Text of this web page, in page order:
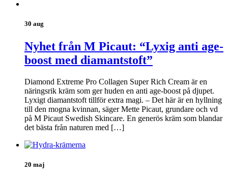
30 aug
Nyhet från M Picaut: “Lyxig anti age-
boost med diamantstoft”
Diamond Extreme Pro Collagen Super Rich Cream är en
näringsrik kräm som ger huden en anti age-boost på djupet.
Lyxigt diamantstoft tillför extra magi. – Det här är en hyllning
till den mogna kvinnan, säger Mette Picaut, grundare och vd
på M Picaut Swedish Skincare. En generös kräm som blandar
det bästa från naturen med […]
20 maj